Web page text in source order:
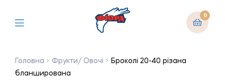
0
Головна Фрукти/ Овочі
Броколі 20-40 різана
бланширована